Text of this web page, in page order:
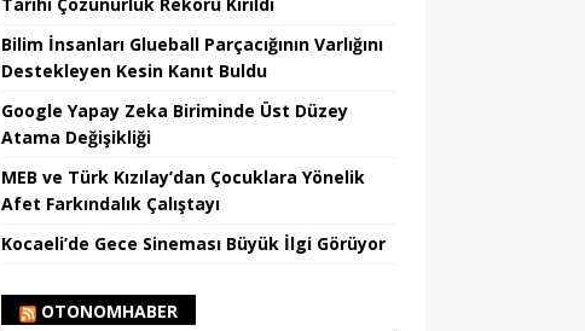
Bilim İnsanları Glueball Parçacığının Varlığını
Destekleyen Kesin Kanıt Buldu
Google Yapay Zeka Biriminde Üst Düzey
Atama Değişikliği
MEB ve Türk Kızılay’dan Çocuklara Yönelik
Afet Farkındalık Çalıştayı
Kocaeli’de Gece Sineması Büyük İlgi Görüyor
OTONOMHABER